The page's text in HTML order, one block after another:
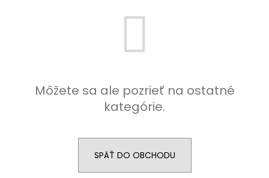
Môžete sa ale pozrieť na ostatné
kategórie.
SPÄŤ DO OBCHODU
HĽADAŤ